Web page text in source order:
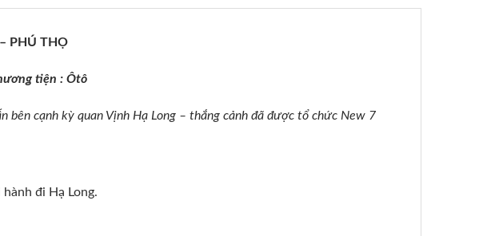
PHÚ THỌ
tiện : Ôtô
bên cạnh kỳ quan Vịnh Hạ Long – thắng cảnh đã được tổ chức New 7
đi Hạ Long.